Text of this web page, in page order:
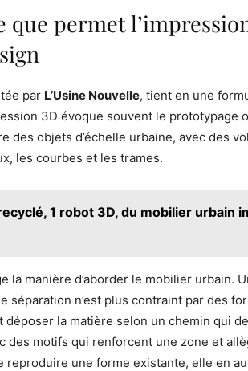
que permet
par L’Usine Nouvelle, tient en une
3D évoque souvent le prototypage
des objets d’échelle urbaine, avec des
les courbes et les trames.
1 robot 3D, du mobilier urbain
la manière d’aborder le mobilier urbain.
séparation n’est plus contraint par des
déposer la matière selon un chemin qui
des motifs qui renforcent une zone et
reproduire une forme existante, elle en